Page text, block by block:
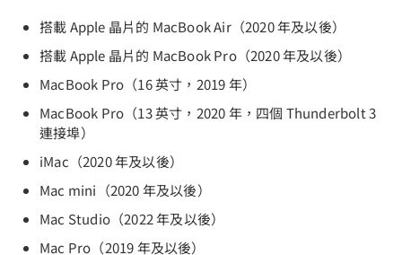
搭載 Apple 晶片的 MacBook Air（2020 年及以後）
搭載 Apple 晶片的 MacBook Pro（2020 年及以後）
MacBook Pro（16 英寸，2019 年）
MacBook Pro（13 英寸，2020 年，四個 Thunderbolt 3
連接埠）
iMac（2020 年及以後）
Mac mini（2020 年及以後）
Mac Studio（2022 年及以後）
Mac Pro（2019 年及以後）